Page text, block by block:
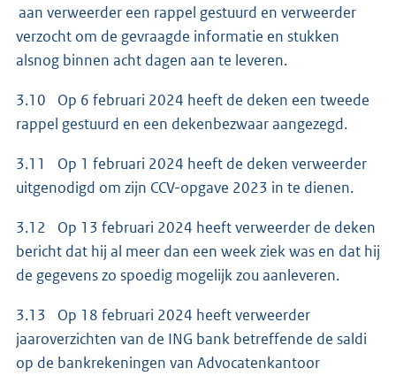
aan verweerder een rappel gestuurd en verweerder
verzocht om de gevraagde informatie en stukken
alsnog binnen acht dagen aan te leveren.
3.10 Op 6 februari 2024 heeft de deken een tweede
rappel gestuurd en een dekenbezwaar aangezegd.
3.11 Op 1 februari 2024 heeft de deken verweerder
uitgenodigd om zijn CCV-opgave 2023 in te dienen.
3.12 Op 13 februari 2024 heeft verweerder de deken
bericht dat hij al meer dan een week ziek was en dat hij
de gegevens zo spoedig mogelijk zou aanleveren.
3.13 Op 18 februari 2024 heeft verweerder
jaaroverzichten van de ING bank betreffende de saldi
op de bankrekeningen van Advocatenkantoor